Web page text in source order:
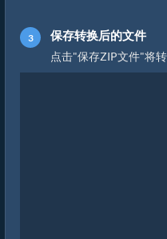
保存转换后的文件
点击"保存ZIP文件"将